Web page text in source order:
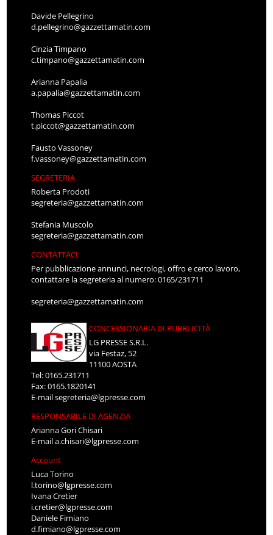
Davide Pellegrino
d.pellegrino@gazzettamatin.com
Cinzia Timpano
c.timpano@gazzettamatin.com
Arianna Papalia
a.papalia@gazzettamatin.com
Thomas Piccot
t.piccot@gazzettamatin.com
Fausto Vassoney
f.vassoney@gazzettamatin.com
SEGRETERIA
Roberta Prodoti
segreteria@gazzettamatin.com
Stefania Muscolo
segreteria@gazzettamatin.com
CONTATTACI
Per pubblicazione annunci, necrologi, offro e cerco lavoro,
contattare la segreteria al numero: 0165/231711
segreteria@gazzettamatin.com
CONCESSIONARIA DI PUBBLICITÀ
LG PRESSE S.R.L.
via Festaz, 52
11100 AOSTA
Tel: 0165.231711
Fax: 0165.1820141
E-mailsegreteria@lgpresse.com
RESPONSABILE DI AGENZIA
Arianna Gori Chisari
E-maila.chisari@lgpresse.com
Account
Luca Torino
l.torino@lgpresse.com
Ivana Cretier
i.cretier@lgpresse.com
Daniele Fimiano
d.fimiano@lgpresse.com